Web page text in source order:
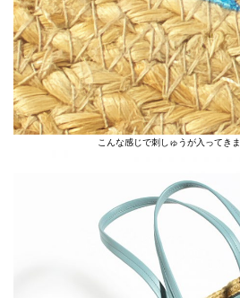
こんな感じで刺しゅうが入ってき